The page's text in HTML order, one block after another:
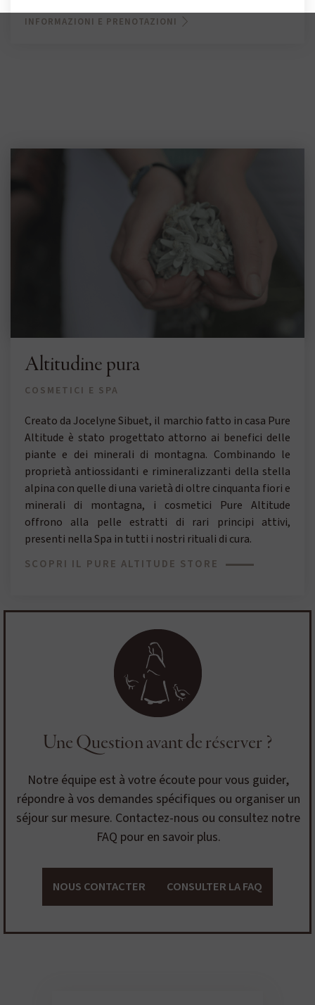
INFORMAZIONI E PRENOTAZIONI
Altitudine pura
COSMETICI E SPA
Creato da Jocelyne Sibuet, il marchio fatto in casa Pure
Altitude è stato progettato attorno ai benefici delle
piante e dei minerali di montagna. Combinando le
proprietà antiossidanti e rimineralizzanti della stella
alpina con quelle di una varietà di oltre cinquanta fiori e
minerali di montagna, i cosmetici Pure Altitude
offrono alla pelle estratti di rari principi attivi,
presenti nella Spa in tutti i nostri rituali di cura.
SCOPRI IL PURE ALTITUDE STORE
Une Question avant de réserver ?
Notre équipe est à votre écoute pour vous guider,
répondre à vos demandes spécifiques ou organiser un
séjour sur mesure. Contactez-nous ou consultez notre
FAQ pour en savoir plus.
NOUS CONTACTER CONSULTER LA FAQ